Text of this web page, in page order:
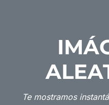
Te mostramos